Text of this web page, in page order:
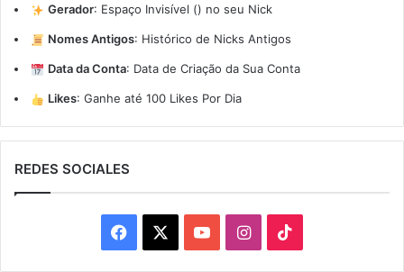
Gerador: Espaço Invisível (ㅤ) no seu Nick
Nomes Antigos: Histórico de Nicks Antigos
Data da Conta: Data de Criação da Sua Conta
Likes: Ganhe até 100 Likes Por Dia
REDES SOCIALES
Facebook YouTubeInstagram